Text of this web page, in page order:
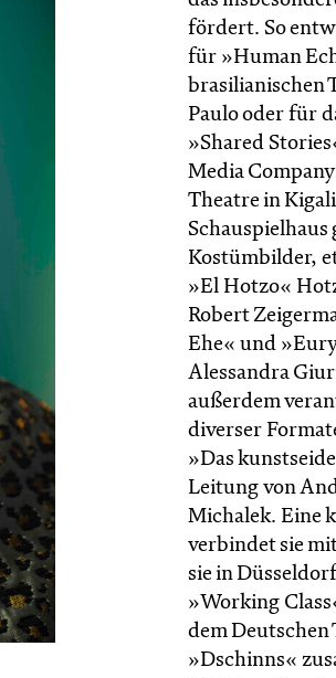
fördert. So
für »Human
brasilianischen
Paulo oder für
»Shared
Media Company
Theatre in
Schauspielhaus
Kostümbilder,
»El Hotzo«
Robert
Ehe« und
Alessandra
außerdem
diverser
»Das
Leitung von
Michalek. Eine
verbindet sie
sie in
»Working
dem
»Dschinns«